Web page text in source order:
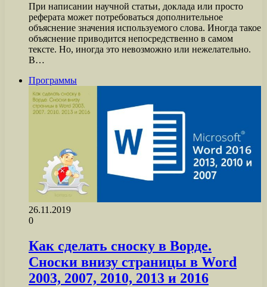
При написании научной статьи, доклада или просто
реферата может потребоваться дополнительное
объяснение значения используемого слова. Иногда такое
объяснение приводится непосредственно в самом
тексте. Но, иногда это невозможно или нежелательно.
В…
Программы
26.11.2019
0
Как сделать сноску в Ворде.
Сноски внизу страницы в Word
2003, 2007, 2010, 2013 и 2016